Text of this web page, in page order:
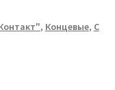
, Концевые, С